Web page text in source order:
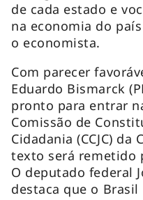
de cada estado e
na economia do
o economista.
Com parecer
Eduardo Bismarck
pronto para entrar
Comissão de
Cidadania (CCJC) da
texto será remetido
O deputado federal
destaca que o